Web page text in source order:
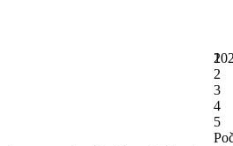
1
2
3
4
5